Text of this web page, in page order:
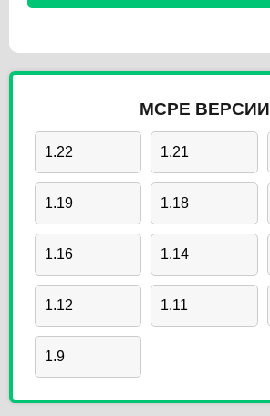
MCPE ВЕРСИИ
1.22 1.21
1.19 1.18
1.16 1.14
1.12 1.11
1.9